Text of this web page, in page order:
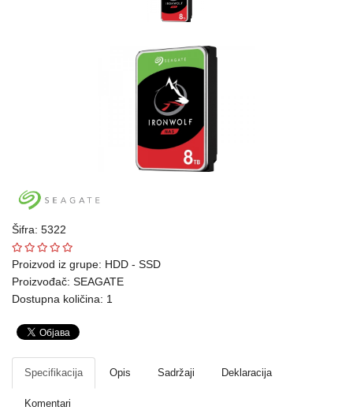
Telefoni
oprema
Mrežna
oprema
Gaming
Fotoaparati
i
kamere
Šifra: 5322
Proizvod iz grupe: HDD - SSD
Proizvođač: SEAGATE
Dostupna količina: 1
Specifikacija Opis Sadržaji Deklaracija
Komentari